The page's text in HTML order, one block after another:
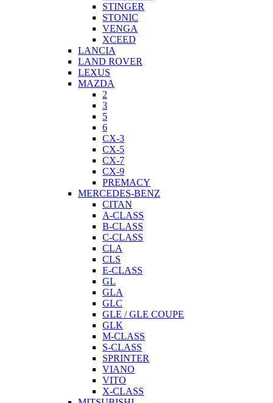
STINGER
STONIC
VENGA
XCEED
LANCIA
LAND ROVER
LEXUS
MAZDA
2
3
5
6
CX-3
CX-5
CX-7
CX-9
PREMACY
MERCEDES-BENZ
CITAN
A-CLASS
B-CLASS
C-CLASS
CLA
CLS
E-CLASS
GL
GLA
GLC
GLE / GLE COUPE
GLK
M-CLASS
S-CLASS
SPRINTER
VIANO
VITO
X-CLASS